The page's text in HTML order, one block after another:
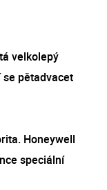
velkolepý
pětadvacet
Honeywell
speciální